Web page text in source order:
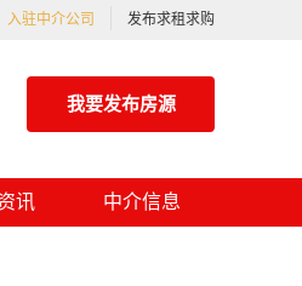
入驻中介公司 发布求租求购
我要发布房源
讯 中介信息